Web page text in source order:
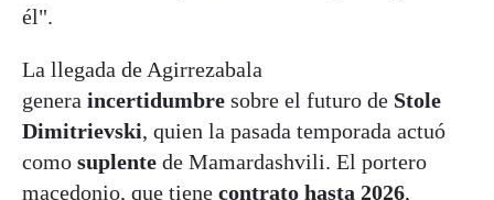
él".
La llegada de Agirrezabala
genera incertidumbre sobre el futuro de Stole
Dimitrievski, quien la pasada temporada actuó
como suplente de Mamardashvili. El portero
macedonio, que tiene contrato hasta 2026,